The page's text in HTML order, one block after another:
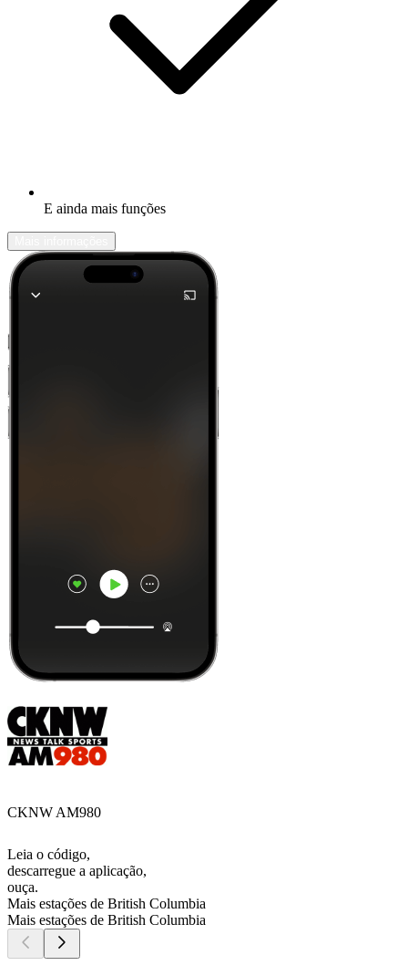
E ainda mais funções
CKNW AM980
Leia o código,
descarregue a aplicação,
ouça.
Mais estações de British Columbia
Mais estações de British Columbia